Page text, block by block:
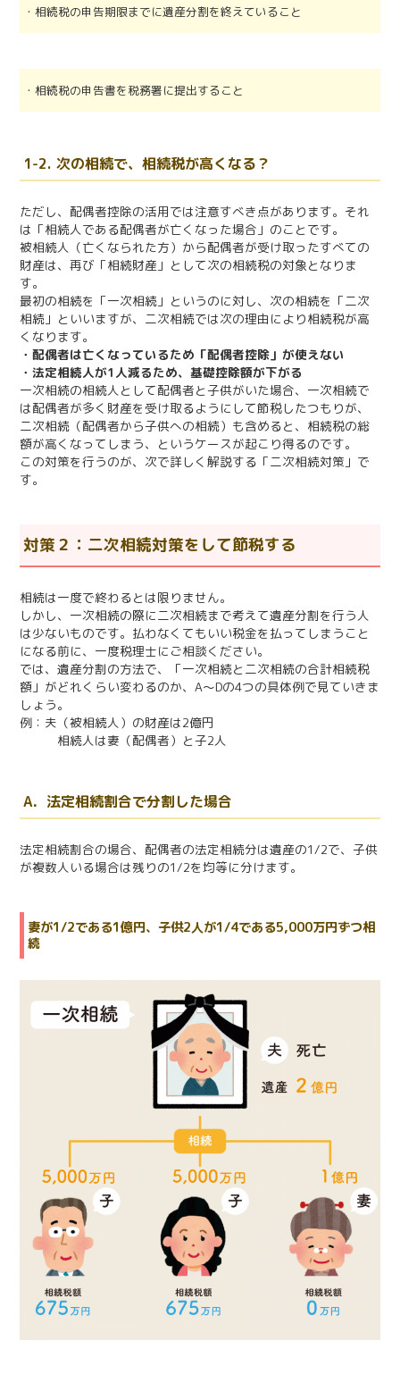
・相続税の申告期限までに遺産分割を終えていること
・相続税の申告書を税務署に提出すること
1-2. 次の相続で、相続税が高くなる？
ただし、配偶者控除の活用では注意すべき点があります。それ
は「相続人である配偶者が亡くなった場合」のことです。
被相続人（亡くなられた方）から配偶者が受け取ったすべての
財産は、再び「相続財産」として次の相続税の対象となりま
す。
最初の相続を「一次相続」というのに対し、次の相続を「二次
相続」といいますが、二次相続では次の理由により相続税が高
くなります。
・配偶者は亡くなっているため「配偶者控除」が使えない
・法定相続人が1人減るため、基礎控除額が下がる
一次相続の相続人として配偶者と子供がいた場合、一次相続で
は配偶者が多く財産を受け取るようにして節税したつもりが、
二次相続（配偶者から子供への相続）も含めると、相続税の総
額が高くなってしまう、というケースが起こり得るのです。
この対策を行うのが、次で詳しく解説する「二次相続対策」で
す。
対策２：二次相続対策をして節税する
相続は一度で終わるとは限りません。
しかし、一次相続の際に二次相続まで考えて遺産分割を行う人
は少ないものです。払わなくてもいい税金を払ってしまうこと
になる前に、一度税理士にご相談ください。
では、遺産分割の方法で、「一次相続と二次相続の合計相続税
額」がどれくらい変わるのか、A～Dの4つの具体例で見ていきま
しょう。
例：夫（被相続人）の財産は2億円
相続人は妻（配偶者）と子2人
A．法定相続割合で分割した場合
法定相続割合の場合、配偶者の法定相続分は遺産の1/2で、子供
が複数人いる場合は残りの1/2を均等に分けます。
妻が1/2である1億円、子供2人が1/4である5,000万円ずつ相
続